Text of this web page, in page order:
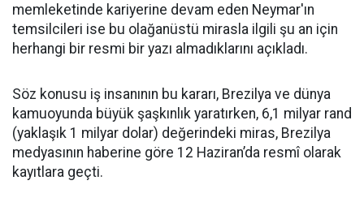
memleketinde kariyerine devam eden Neymar'ın
temsilcileri ise bu olağanüstü mirasla ilgili şu an için
herhangi bir resmi bir yazı almadıklarını açıkladı.
Söz konusu iş insanının bu kararı, Brezilya ve dünya
kamuoyunda büyük şaşkınlık yaratırken, 6,1 milyar rand
(yaklaşık 1 milyar dolar) değerindeki miras, Brezilya
medyasının haberine göre 12 Haziran’da resmî olarak
kayıtlara geçti.